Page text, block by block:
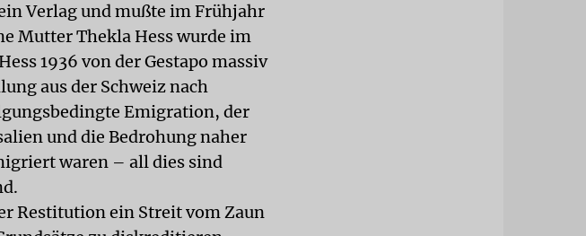
Verlag und mußte im Frühjahr
Mutter Thekla Hess wurde im
1936 von der Gestapo massiv
aus der Schweiz nach
Emigration, der
und die Bedrohung naher
waren – all dies sind
Restitution ein Streit vom Zaun